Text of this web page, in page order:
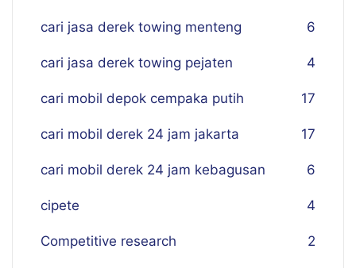
cari jasa derek towing menteng 6
cari jasa derek towing pejaten 4
cari mobil depok cempaka putih 17
cari mobil derek 24 jam jakarta 17
cari mobil derek 24 jam kebagusan 6
cipete 4
Competitive research 2